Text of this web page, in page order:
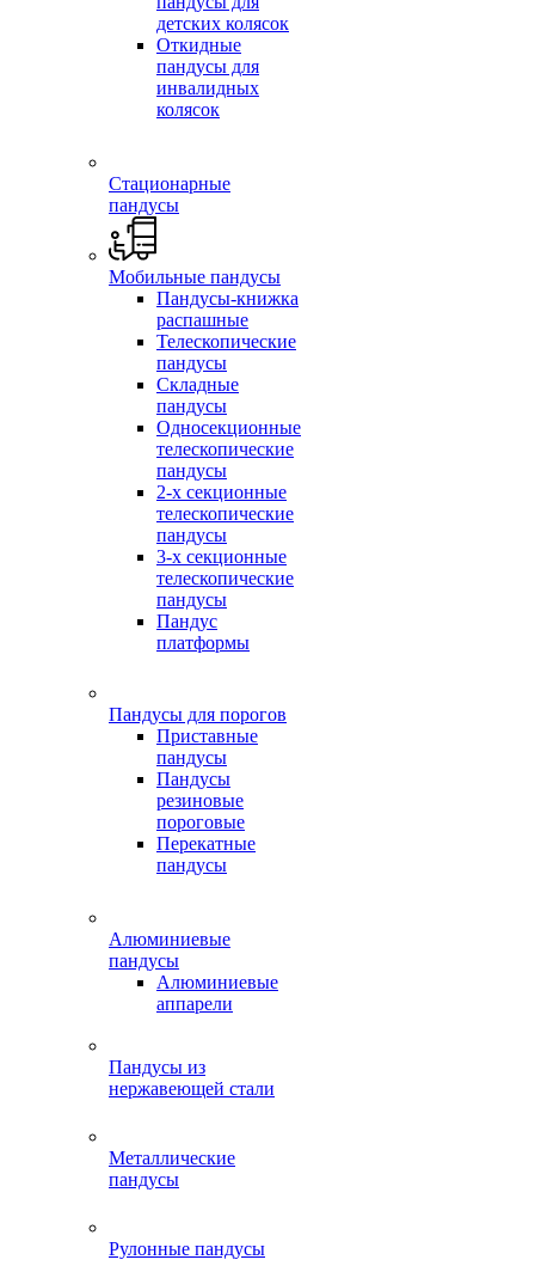
детских колясок
Откидные
пандусы для
инвалидных
колясок
Стационарные
пандусы
Мобильные пандусы
Пандусы-книжка
распашные
Телескопические
пандусы
Складные
пандусы
Односекционные
телескопические
пандусы
2-х секционные
телескопические
пандусы
3-х секционные
телескопические
пандусы
Пандус
платформы
Пандусы для порогов
Приставные
пандусы
Пандусы
резиновые
пороговые
Перекатные
пандусы
Алюминиевые
пандусы
Алюминиевые
аппарели
Пандусы из
нержавеющей стали
Металлические
пандусы
Рулонные пандусы